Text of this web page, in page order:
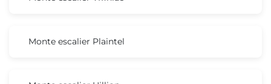
Monte escalier Plaintel